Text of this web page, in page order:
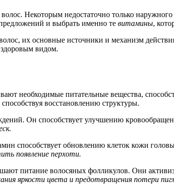
Некоторым недостаточно только
и выбрать именно те витамины,
их основные источники и механизм
видом.
необходимые питательные вещества,
восстановлению структуры.
Он способствует улучшению
способствует обновлению клеток кожи
появление перхоти.
питание волосяных фолликулов. Они
яркости цвета и предотвращения потери